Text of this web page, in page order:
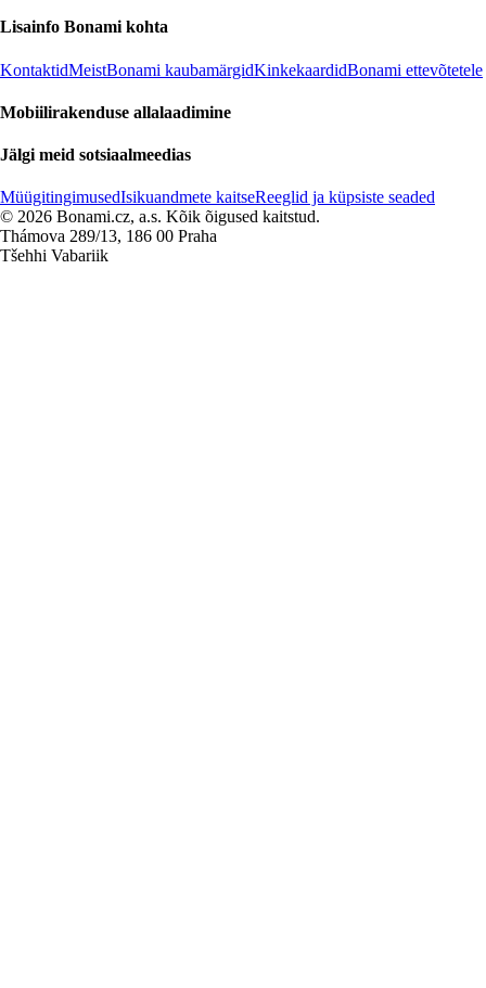
Lisainfo Bonami kohta
KontaktidMeistBonami kaubamärgidKinkekaardidBonami ettevõtetele
Mobiilirakenduse allalaadimine
Jälgi meid sotsiaalmeedias
MüügitingimusedIsikuandmete kaitseReeglid ja küpsiste seaded
© 2026 Bonami.cz, a.s. Kõik õigused kaitstud.
Thámova 289/13, 186 00 Praha
Tšehhi Vabariik